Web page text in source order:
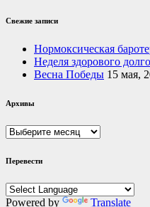
Свежие записи
Нормоксическая
Неделя здорового
Весна Победы 15 мая,
Архивы
Архивы
Перевести
Powered by
Translate